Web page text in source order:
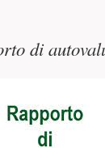
di